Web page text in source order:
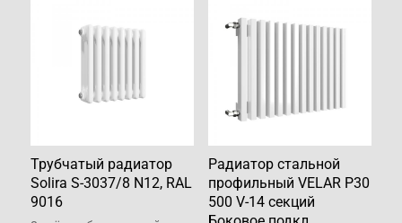
Трубчатый радиатор
Solira S-3037/8 N12, RAL
9016
Радиатор стальной
профильный VELAR P30
500 V-14 секций